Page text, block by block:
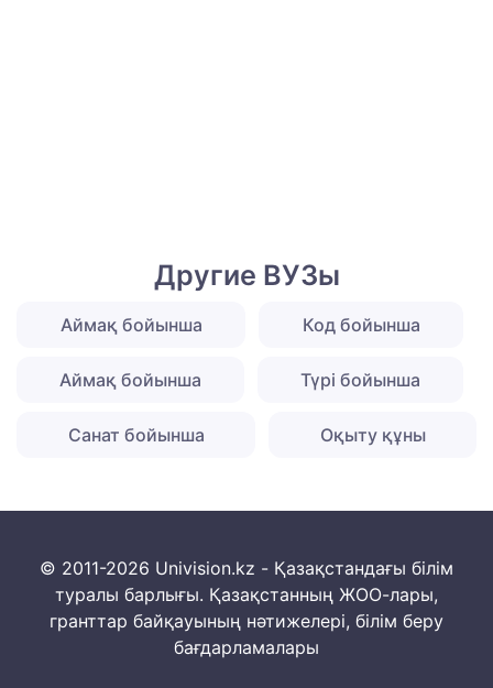
Другие ВУЗы
Аймақ бойынша Код бойынша
Аймақ бойынша Түрі бойынша
Санат бойынша Оқыту құны
© 2011-2026 Univision.kz - Қазақстандағы білім
туралы барлығы. Қазақстанның ЖОО-лары,
гранттар байқауының нәтижелері, білім беру
бағдарламалары